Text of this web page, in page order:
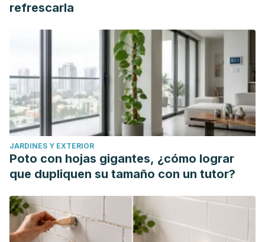
refrescarla
JARDINES Y EXTERIOR
Poto con hojas gigantes, ¿cómo lograr
que dupliquen su tamaño con un tutor?